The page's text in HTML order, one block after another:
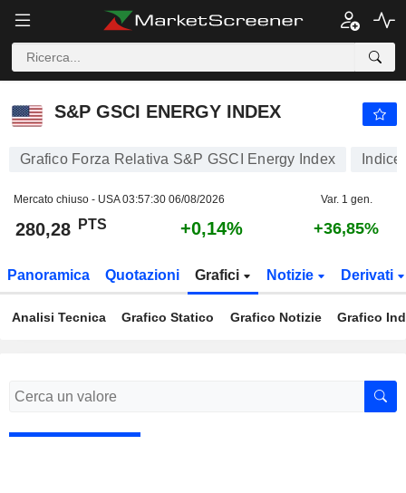
S&P GSCI ENERGY INDEX
S&P GSCI ENERGY INDEX
Grafico Forza Relativa S&P GSCI Energy Index Indice
Mercato chiuso - USA03:57:30 06/08/2026 Var. 1 gen.
280,28 PTS +0,14% +36,85%
Panoramica Quotazioni Grafici Notizie Derivati
Analisi Tecnica Grafico Statico Grafico Notizie Grafico